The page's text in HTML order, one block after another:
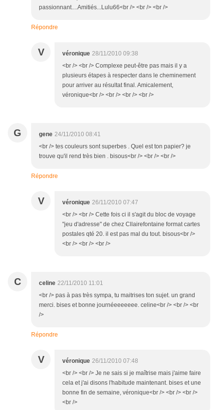
passionnant....Amitiés...Lulu66<br /> <br /> <br />
Répondre
V véronique 28/11/2010 09:38
<br /> <br /> Complexe peut-être pas mais il y a
plusieurs étapes à respecter dans le cheminement
pour arriver au résultat final. Amicalement,
véronique<br /> <br /> <br /> <br />
G gene 24/11/2010 08:41
<br /> tes couleurs sont superbes . Quel est ton papier? je
trouve qu'il rend très bien . bisous<br /> <br /> <br />
Répondre
V véronique 26/11/2010 07:47
<br /> <br /> Cette fois ci il s'agit du bloc de voyage
"jeu d'adresse" de chez Cllairefontaine format cartes
postales qté 20. il est pas mal du tout. bisous<br />
<br /> <br /> <br />
C celine 22/11/2010 11:01
<br /> pas à pas très sympa, tu maitrises ton sujet. un grand
merci. bises et bonne journéeeeeeee. celine<br /> <br /> <br
/>
Répondre
V véronique 26/11/2010 07:48
<br /> <br /> Je ne sais si je maîtrise mais j'aime faire
cela et j'ai disons l'habitude maintenant. bises et une
bonne fin de semaine, véronique<br /> <br /> <br />
<br />